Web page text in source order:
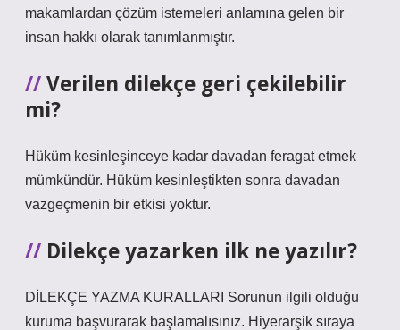
makamlardan çözüm istemeleri anlamına gelen bir
insan hakkı olarak tanımlanmıştır.
Verilen dilekçe geri çekilebilir
mi?
Hüküm kesinleşinceye kadar davadan feragat etmek
mümkündür. Hüküm kesinleştikten sonra davadan
vazgeçmenin bir etkisi yoktur.
Dilekçe yazarken ilk ne yazılır?
DİLEKÇE YAZMA KURALLARI Sorunun ilgili olduğu
kuruma başvurarak başlamalısınız. Hiyerarşik sıraya